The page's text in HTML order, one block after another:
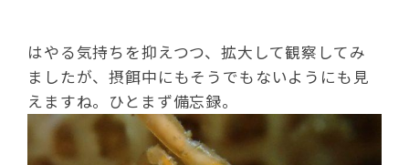
はやる気持ちを抑えつつ、拡大して観察してみ
ましたが、摂餌中にもそうでもないようにも見
えますね。ひとまず備忘録。